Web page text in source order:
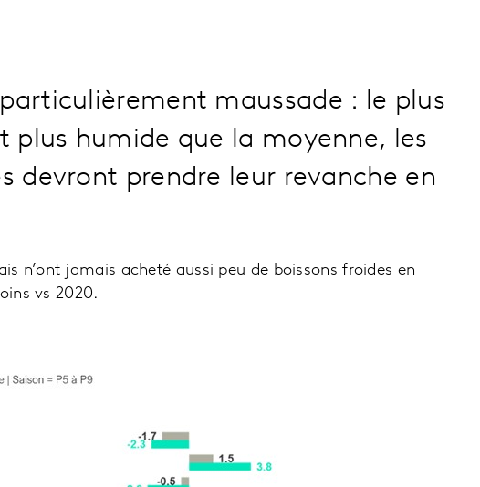
maussade : le plus
plus humide que la moyenne, les
devront prendre leur revanche en
n’ont jamais acheté aussi peu de boissons froides en
vs 2020.